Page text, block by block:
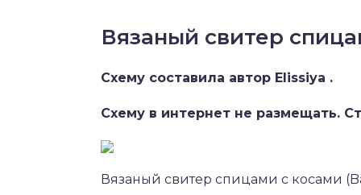
Вязаный свитер
Схему составила автор Elissiya .
Схему в интернет не размещать.
Вязаный свитер спицами с косами